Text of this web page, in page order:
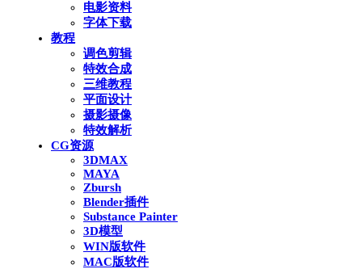
电影资料
字体下载
教程
调色剪辑
特效合成
三维教程
平面设计
摄影摄像
特效解析
CG资源
3DMAX
MAYA
Zbursh
Blender插件
Substance Painter
3D模型
WIN版软件
MAC版软件